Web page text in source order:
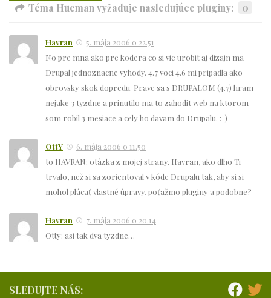
Téma Hueman vyžaduje nasledujúce pluginy:
0
Havran
5. mája 2006 o 22.51
No pre mna ako pre kodera co si vie urobit aj dizajn ma
Drupal jednoznacne vyhody. 4.7 voci 4.6 mi pripadla ako
obrovsky skok dopredu. Prave sa s DRUPALOM (4.7) hram
nejake 3 tyzdne a prinutilo ma to zahodit web na ktorom
som robil 3 mesiace a cely ho davam do Drupalu. :-)
OttY
6. mája 2006 o 11.50
to HAVRAN: otázka z mojej strany. Havran, ako dlho Ti
trvalo, než si sa zorientoval v kóde Drupalu tak, aby si si
mohol plácať vlastné úpravy, poťažmo pluginy a podobne?
Havran
7. mája 2006 o 20.14
Otty: asi tak dva tyzdne…
SLEDUJTE NÁS: